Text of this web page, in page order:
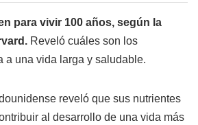
para vivir 100 años, según la
Reveló cuáles son los
a una vida larga y saludable.
reveló que sus nutrientes
al desarrollo de una vida más